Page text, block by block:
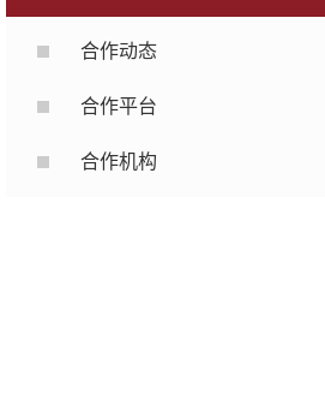
合作动态
合作平台
合作机构